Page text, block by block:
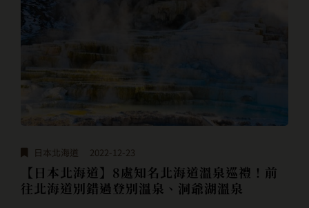
日本北海道 2022-12-23
【日本北海道】8處知名北海道溫泉巡禮！前
往北海道別錯過登別溫泉、洞爺湖溫泉